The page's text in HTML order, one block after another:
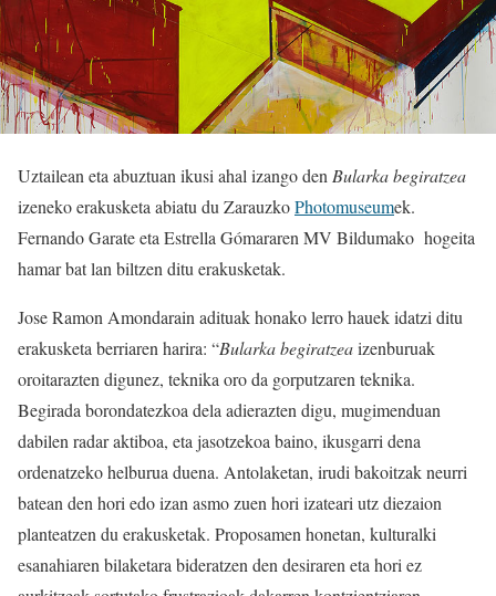
Uztailean eta abuztuan ikusi ahal izango denBularka begiratzea
izeneko erakusketa abiatu du ZarauzkoPhotomuseumek.
Fernando Garate eta Estrella Gómararen MV Bildumako hogeita
hamar bat lan biltzen ditu erakusketak.
Jose Ramon Amondarain adituak honako lerro hauek idatzi ditu
erakusketa berriaren harira: “Bularka begiratzeaizenburuak
oroitarazten digunez, teknika oro da gorputzaren teknika.
Begirada borondatezkoa dela adierazten digu, mugimenduan
dabilen radar aktiboa, eta jasotzekoa baino, ikusgarri dena
ordenatzeko helburua duena. Antolaketan, irudi bakoitzak neurri
batean den hori edo izan asmo zuen hori izateari utz diezaion
planteatzen du erakusketak. Proposamen honetan, kulturalki
esanahiaren bilaketara bideratzen den desiraren eta hori ez